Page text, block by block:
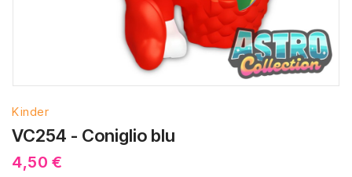
Kinder
VC254 - Coniglio blu
4,50 €